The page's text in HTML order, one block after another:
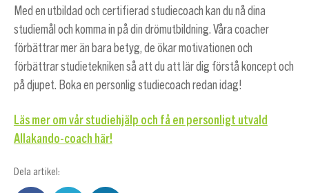
Med en utbildad och certifierad studiecoach kan du nå dina
studiemål och komma in på din drömutbildning. Våra coacher
förbättrar mer än bara betyg, de ökar motivationen och
förbättrar studietekniken så att du att lär dig förstå koncept och
på djupet. Boka en personlig studiecoach redan idag!
Läs mer om vår studiehjälp och få en personligt utvald
Allakando-coach här!
Dela artikel: